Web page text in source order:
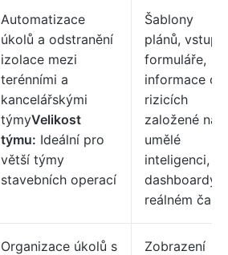
Automatizace
úkolů a odstranění
izolace mezi
terénními a
kancelářskými
týmyVelikost
týmu: Ideální pro
větší týmy
stavebních operací
Šablony
plánů, vstupní
formuláře,
informace o
rizicích
založené na
umělé
inteligenci,
dashboardy v
reálném čase
Organizace úkolů s
Zobrazení